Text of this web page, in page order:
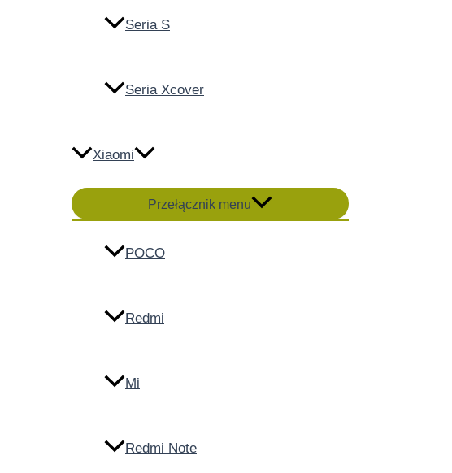
Seria S
Seria Xcover
Xiaomi
Przełącznik menu
POCO
Redmi
Mi
Redmi Note